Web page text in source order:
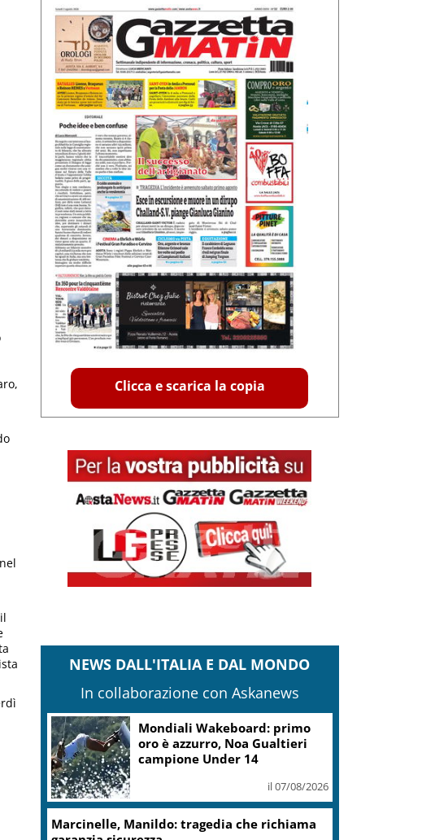
Clicca e scarica la copia
NEWS DALL'ITALIA E DAL MONDO
In collaborazione con Askanews
Mondiali Wakeboard: primo
oro è azzurro, Noa Gualtieri
campione Under 14
il 07/08/2026
Marcinelle, Manildo: tragedia che richiama